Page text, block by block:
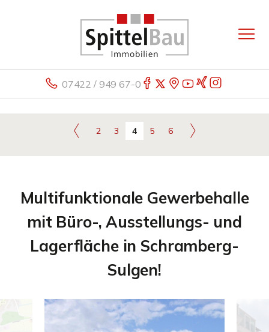
07422 / 949 67-0
2 3 4 5 6
Multifunktionale Gewerbehalle
mit Büro-, Ausstellungs- und
Lagerfläche in Schramberg-
Sulgen!